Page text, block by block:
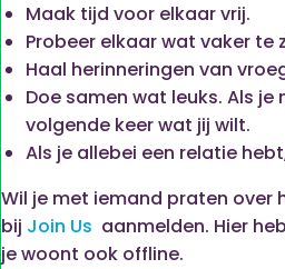
Maak tijd voor elkaar vrij.
Probeer elkaar wat vaker te
Haal herinneringen van
Doe samen wat leuks. Als
volgende keer wat jij wilt.
Als je allebei een relatie
Wil je met iemand praten over
bij Join Us aanmelden. Hier
je woont ook offline.